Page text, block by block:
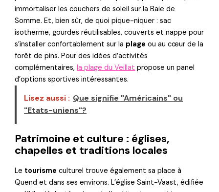
immortaliser les couchers de soleil sur la Baie de
Somme. Et, bien sûr, de quoi pique-niquer : sac
isotherme, gourdes réutilisables, couverts et nappe pour
s’installer confortablement sur la plage ou au cœur de la
forêt de pins. Pour des idées d’activités
complémentaires,la plage du Veillat propose un panel
d’options sportives intéressantes.
Lisez aussi : Que signifie "Américains" ou
"Etats-uniens"?
Patrimoine et culture : églises,
chapelles et traditions locales
Le tourisme culturel trouve également sa place à
Quend et dans ses environs. L’église Saint-Vaast, édifiée